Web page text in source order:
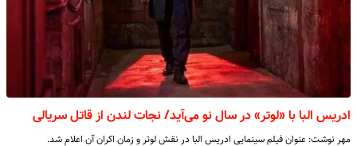
ادریس البا با «لوتر» در سال نو می‌آید/ نجات لندن از قاتل سریالی
مهر نوشت: عنوان فیلم سینمایی ادریس البا در نقش لوتر و زمان اکران آن اعلام شد.